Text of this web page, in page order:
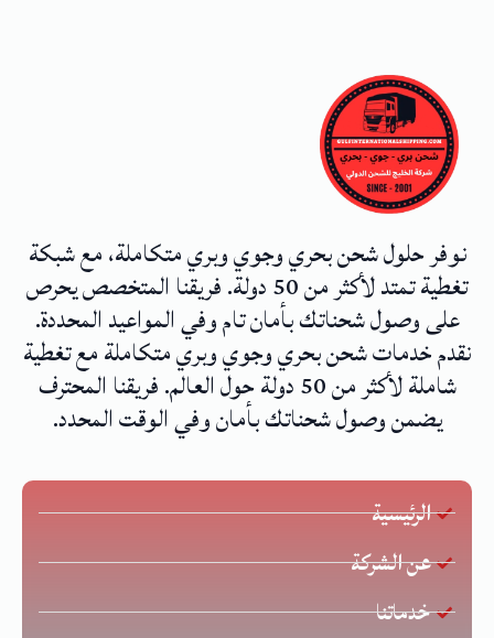
نوفر حلول شحن بحري وجوي وبري متكاملة، مع شبكة
تغطية تمتد لأكثر من 50 دولة. فريقنا المتخصص يحرص
على وصول شحناتك بأمان تام وفي المواعيد المحددة.
نقدم خدمات شحن بحري وجوي وبري متكاملة مع تغطية
شاملة لأكثر من 50 دولة حول العالم. فريقنا المحترف
يضمن وصول شحناتك بأمان وفي الوقت المحدد.
الرئيسية
عن الشركة
خدماتنا